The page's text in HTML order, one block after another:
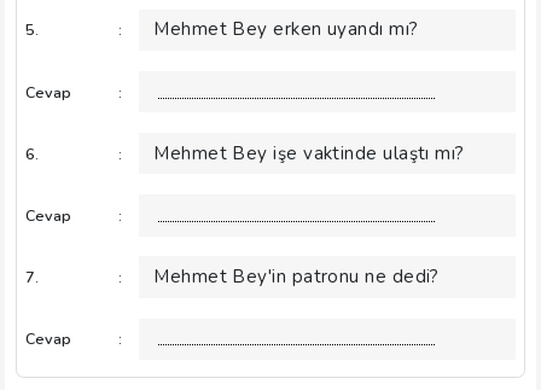
5. : Mehmet Bey erken uyandı mı?
Cevap :
6. : Mehmet Bey işe vaktinde ulaştı mı?
Cevap :
7. : Mehmet Bey'in patronu ne dedi?
Cevap :